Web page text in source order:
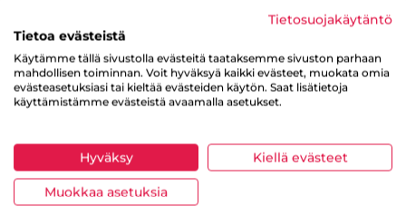
Tietosuojakäytäntö
Tietoa evästeistä
Käytämme tällä sivustolla evästeitä taataksemme sivuston parhaan
mahdollisen toiminnan. Voit hyväksyä kaikki evästeet, muokata omia
evästeasetuksiasi tai kieltää evästeiden käytön. Saat lisätietoja
käyttämistämme evästeistä avaamalla asetukset.
Hyväksy Kiellä evästeet
Muokkaa asetuksia